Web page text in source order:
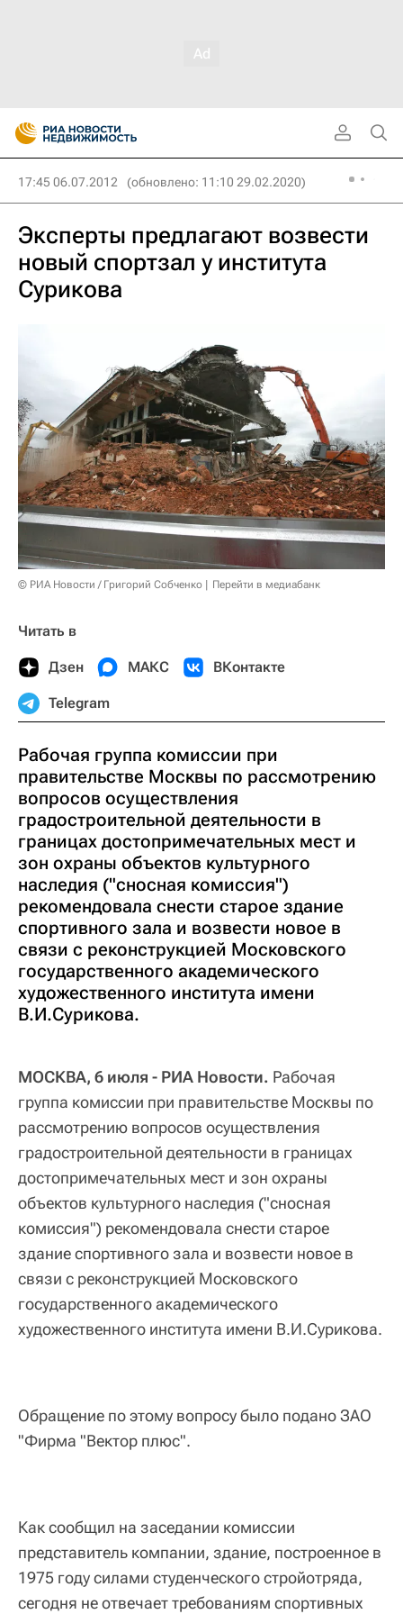
17:45 06.07.2012 (обновлено: 11:10 29.02.2020)
Эксперты предлагают возвести
новый спортзал у института
Сурикова
© РИА Новости / Григорий Собченко Перейти в медиабанк
Читать в
Дзен МАКС ВКонтакте
Telegram
Рабочая группа комиссии при
правительстве Москвы по рассмотрению
вопросов осуществления
градостроительной деятельности в
границах достопримечательных мест и
зон охраны объектов культурного
наследия ("сносная комиссия")
рекомендовала снести старое здание
спортивного зала и возвести новое в
связи с реконструкцией Московского
государственного академического
художественного института имени
В.И.Сурикова.
МОСКВА, 6 июля - РИА Новости. Рабочая
группа комиссии при правительстве Москвы по
рассмотрению вопросов осуществления
градостроительной деятельности в границах
достопримечательных мест и зон охраны
объектов культурного наследия ("сносная
комиссия") рекомендовала снести старое
здание спортивного зала и возвести новое в
связи с реконструкцией Московского
государственного академического
художественного института имени В.И.Сурикова.
Обращение по этому вопросу было подано ЗАО
"Фирма "Вектор плюс".
Как сообщил на заседании комиссии
представитель компании, здание, построенное в
1975 году силами студенческого стройотряда,
сегодня не отвечает требованиям спортивных